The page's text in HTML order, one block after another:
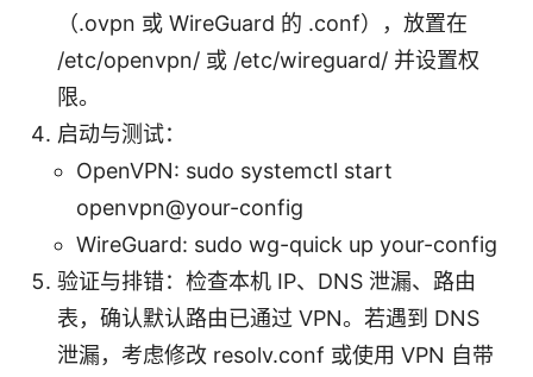
（.ovpn 或 WireGuard 的 .conf），放置在
/etc/openvpn/ 或 /etc/wireguard/ 并设置权
限。
启动与测试：
OpenVPN: sudo systemctl start
openvpn@your-config
WireGuard: sudo wg-quick up your-config
验证与排错：检查本机 IP、DNS 泄漏、路由
表，确认默认路由已通过 VPN。若遇到 DNS
泄漏，考虑修改 resolv.conf 或使用 VPN 自带